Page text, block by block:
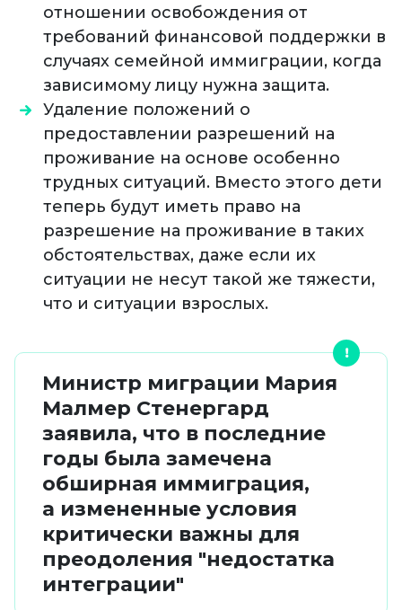
отношении освобождения от
требований финансовой поддержки в
случаях семейной иммиграции, когда
зависимому лицу нужна защита.
Удаление положений о
предоставлении разрешений на
проживание на основе особенно
трудных ситуаций. Вместо этого дети
теперь будут иметь право на
разрешение на проживание в таких
обстоятельствах, даже если их
ситуации не несут такой же тяжести,
что и ситуации взрослых.
Министр миграции Мария
Малмер Стенергард
заявила, что в последние
годы была замечена
обширная иммиграция,
а измененные условия
критически важны для
преодоления "недостатка
интеграции"